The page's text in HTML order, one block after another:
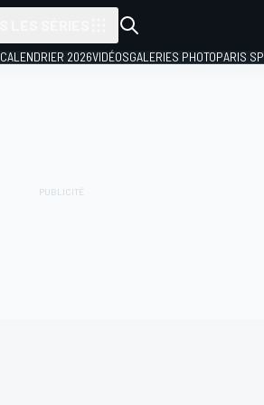
CALENDRIER 2026VIDÉOSGALERIES PHOTOPARIS